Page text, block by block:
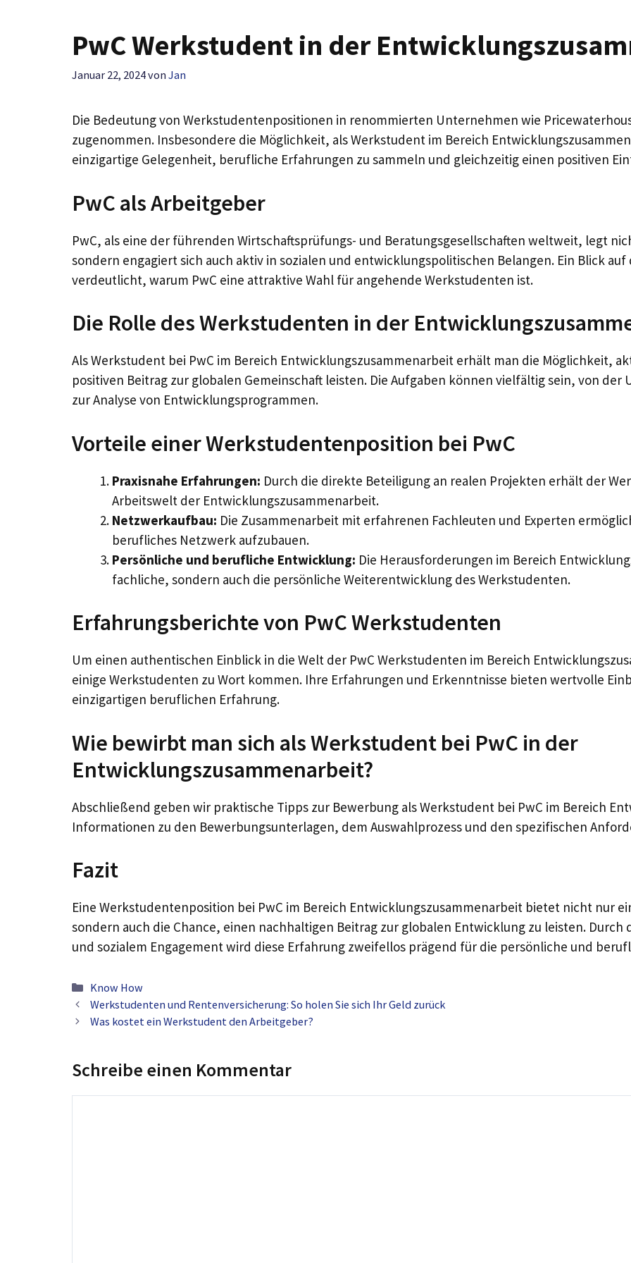
PwC Werkstudent in der
Januar 22, 2024von Jan
Die Bedeutung von Werkstudentenpositionen in renommierten Unternehmen wie
zugenommen. Insbesondere die Möglichkeit, als Werkstudent im Bereich
einzigartige Gelegenheit, berufliche Erfahrungen zu sammeln und gleichzeitig einen positiven
PwC als Arbeitgeber
PwC, als eine der führenden Wirtschaftsprüfungs- und Beratungsgesellschaften weltweit, legt
sondern engagiert sich auch aktiv in sozialen und entwicklungspolitischen Belangen. Ein Blick
verdeutlicht, warum PwC eine attraktive Wahl für angehende Werkstudenten ist.
Die Rolle des Werkstudenten in der
Als Werkstudent bei PwC im Bereich Entwicklungszusammenarbeit erhält man die Möglichkeit,
positiven Beitrag zur globalen Gemeinschaft leisten. Die Aufgaben können vielfältig sein, von
zur Analyse von Entwicklungsprogrammen.
Vorteile einer Werkstudentenposition bei PwC
Praxisnahe Erfahrungen: Durch die direkte Beteiligung an realen Projekten erhält der
Arbeitswelt der Entwicklungszusammenarbeit.
Netzwerkaufbau: Die Zusammenarbeit mit erfahrenen Fachleuten und Experten
berufliches Netzwerk aufzubauen.
Persönliche und berufliche Entwicklung: Die Herausforderungen im Bereich
fachliche, sondern auch die persönliche Weiterentwicklung des Werkstudenten.
Erfahrungsberichte von PwC Werkstudenten
Um einen authentischen Einblick in die Welt der PwC Werkstudenten im Bereich
einige Werkstudenten zu Wort kommen. Ihre Erfahrungen und Erkenntnisse bieten wertvolle
einzigartigen beruflichen Erfahrung.
Wie bewirbt man sich als Werkstudent bei PwC in der
Entwicklungszusammenarbeit?
Abschließend geben wir praktische Tipps zur Bewerbung als Werkstudent bei PwC im Bereich
Informationen zu den Bewerbungsunterlagen, dem Auswahlprozess und den spezifischen
Fazit
Eine Werkstudentenposition bei PwC im Bereich Entwicklungszusammenarbeit bietet nicht nur
sondern auch die Chance, einen nachhaltigen Beitrag zur globalen Entwicklung zu leisten.
und sozialem Engagement wird diese Erfahrung zweifellos prägend für die persönliche und
Kategorien
Know How
Werkstudenten und Rentenversicherung: So holen Sie sich Ihr Geld zurück
Was kostet ein Werkstudent den Arbeitgeber?
Schreibe einen Kommentar